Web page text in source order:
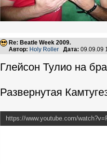
Re: Beatle Week 2009.
Автор: Holy Roller Дата:
Глейсон Тулио на
Развернутая
https://www.youtube.com/